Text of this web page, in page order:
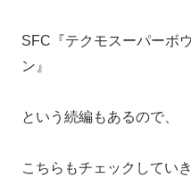
SFC『テクモスーパーボ
ン』
という続編もあるので、
こちらもチェックしてい